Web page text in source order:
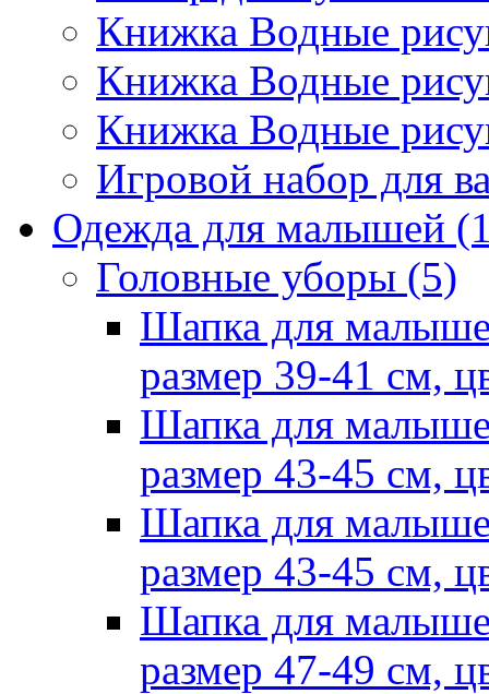
Книжка Водные
Книжка Водные
Книжка Водные
Игровой набор для
Одежда для малышей
Головные уборы (5)
Шапка для
размер 39-41 см,
Шапка для
размер 43-45 см,
Шапка для
размер 43-45 см,
Шапка для
размер 47-49 см,